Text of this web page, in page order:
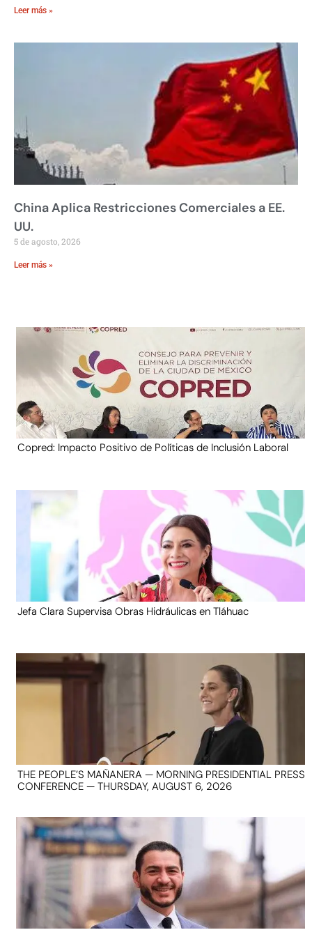
Leer más »
China Aplica Restricciones Comerciales a EE.
UU.
5 de agosto, 2026
Leer más »
Copred: Impacto Positivo de Políticas de Inclusión Laboral
Jefa Clara Supervisa Obras Hidráulicas en Tláhuac
THE PEOPLE’S MAÑANERA — MORNING PRESIDENTIAL PRESS
CONFERENCE — THURSDAY, AUGUST 6, 2026